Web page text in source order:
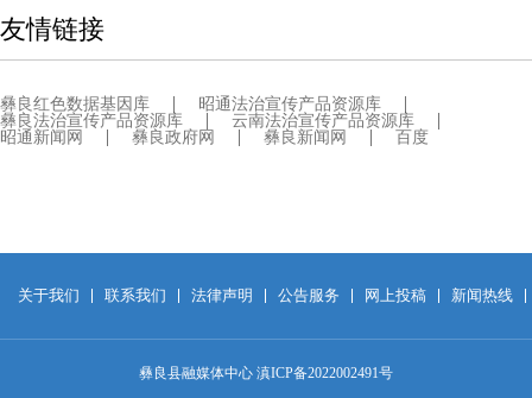
友情链接
彝良红色数据基因库
昭通法治宣传产品资源库
彝良法治宣传产品资源库
云南法治宣传产品资源库
昭通新闻网
彝良政府网 彝良新闻网 百度
关于我们 联系我们 法律声明 公告服务 网上投稿 新闻热线
彝良县融媒体中心 滇ICP备2022002491号